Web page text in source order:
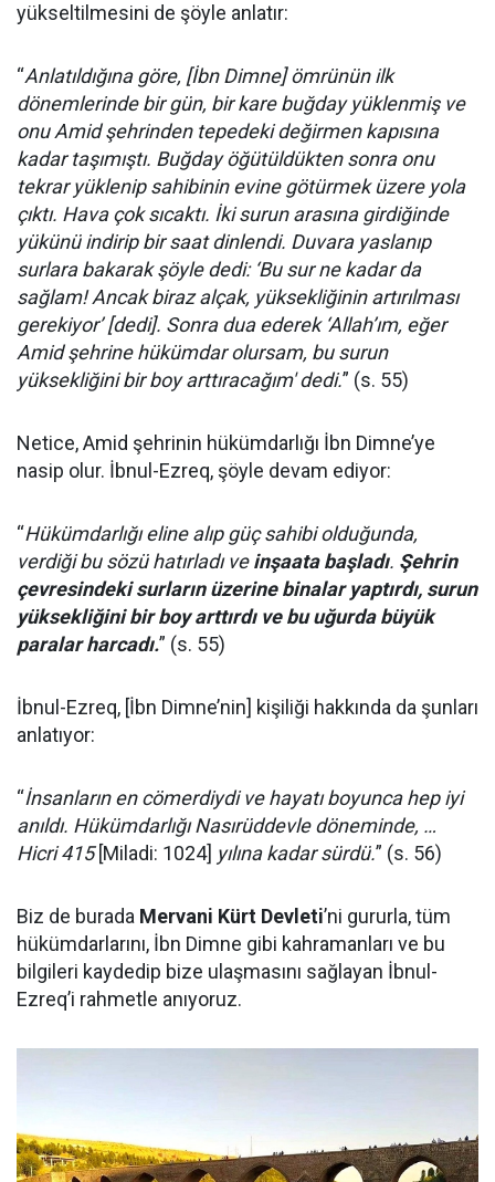
yükseltilmesini de şöyle anlatır:
“Anlatıldığına göre, [İbn Dimne] ömrünün ilk
dönemlerinde bir gün, bir kare buğday yüklenmiş ve
onu Amid şehrinden tepedeki değirmen kapısına
kadar taşımıştı. Buğday öğütüldükten sonra onu
tekrar yüklenip sahibinin evine götürmek üzere yola
çıktı. Hava çok sıcaktı. İki surun arasına girdiğinde
yükünü indirip bir saat dinlendi. Duvara yaslanıp
surlara bakarak şöyle dedi: ‘Bu sur ne kadar da
sağlam! Ancak biraz alçak, yüksekliğinin artırılması
gerekiyor’ [dedi]. Sonra dua ederek ‘Allah’ım, eğer
Amid şehrine hükümdar olursam, bu surun
yüksekliğini bir boy arttıracağım' dedi.” (s. 55)
Netice, Amid şehrinin hükümdarlığı İbn Dimne’ye
nasip olur. İbnul-Ezreq, şöyle devam ediyor:
“Hükümdarlığı eline alıp güç sahibi olduğunda,
verdiği bu sözü hatırladı veinşaata başladı. Şehrin
çevresindeki surların üzerine binalar yaptırdı, surun
yüksekliğini bir boy arttırdı ve bu uğurda büyük
paralar harcadı.” (s. 55)
İbnul-Ezreq, [İbn Dimne’nin] kişiliği hakkında da şunları
anlatıyor:
“İnsanların en cömerdiydi ve hayatı boyunca hep iyi
anıldı. Hükümdarlığı Nasırüddevle döneminde, …
Hicri 415[Miladi: 1024] yılına kadar sürdü.” (s. 56)
Biz de burada Mervani Kürt Devleti’ni gururla, tüm
hükümdarlarını, İbn Dimne gibi kahramanları ve bu
bilgileri kaydedip bize ulaşmasını sağlayan İbnul-
Ezreq’i rahmetle anıyoruz.